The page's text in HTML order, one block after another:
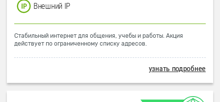
Внешний IP
Стабильный интернет для общения, учебы и работы. Акция
действует по ограниченному списку адресов.
узнать подробнее